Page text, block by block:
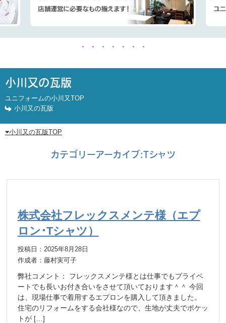
小川又の瓦版
ユニフォームの小川又TOP
小川又の瓦版
小川又の瓦版TOP
カテゴリーアーカイブ:Tシャツ
株式会社フレックスメンテ様（エプ
ロン･Tシャツ）
投稿日：2025年8月28日
作成者：藤村実可子
弊社コメント： フレックスメンテ様とは仕事でもプライベ
ートでも長いお付き合いをさせて頂いております＾＾ 今回
は、現場仕事で着用するエプロンを購入して頂きました。
住宅のリフォームをする会社様なので、生地が丈夫でポケッ
トが […]